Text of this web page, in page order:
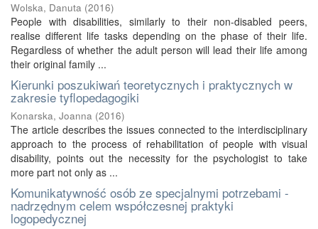
Wolska, Danuta (2016)
People with disabilities, similarly to their non-disabled peers,
realise different life tasks depending on the phase of their life.
Regardless of whether the adult person will lead their life among
their original family ...
Kierunki poszukiwań teoretycznych i praktycznych w
zakresie tyflopedagogiki
Konarska, Joanna (2016)
The article describes the issues connected to the interdisciplinary
approach to the process of rehabilitation of people with visual
disability, points out the necessity for the psychologist to take
more part not only as ...
Komunikatywność osób ze specjalnymi potrzebami -
nadrzędnym celem współczesnej praktyki
logopedycznej